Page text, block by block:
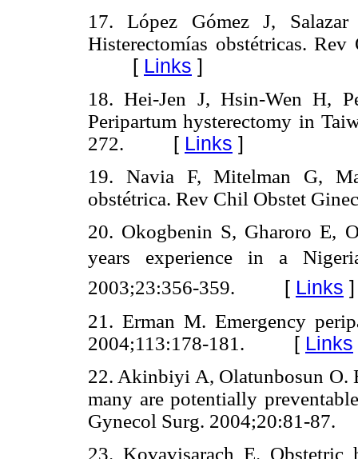
17. López Gómez J,
Histerectomías obstétricas.
[ Links ]
18. Hei-Jen J, Hsin-Wen H,
Peripartum hysterectomy in
272.
[ Links ]
19. Navia F, Mitelman G,
obstétrica. Rev Chil Obstet
20. Okogbenin S, Gharoro E,
years experience in a
2003;23:356-359.
[ Links ]
21. Erman M. Emergency
2004;113:178-181.
[ Links
22. Akinbiyi A, Olatunbosun O.
many are potentially
Gynecol Surg. 2004;20:81-87.
23. Kovavisarach E. Obstetric